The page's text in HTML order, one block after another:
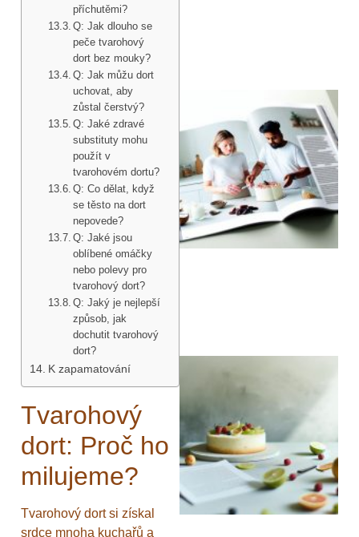
příchutěmi?
Q: Jak dlouho se
peče tvarohový
dort bez mouky?
Q: Jak můžu dort
uchovat, aby
zůstal čerstvý?
Q: Jaké zdravé
substituty mohu
použít v
tvarohovém dortu?
Q: Co dělat, když
se těsto na dort
nepovede?
Q: Jaké jsou
oblíbené omáčky
nebo polevy pro
tvarohový dort?
Q: Jaký je nejlepší
způsob, jak
dochutit tvarohový
dort?
K zapamatování
Tvarohový
dort: Proč ho
milujeme?
Tvarohový dort si získal
srdce mnoha kuchařů a